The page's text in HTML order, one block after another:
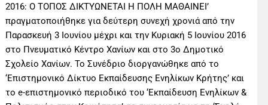
2016: Ο ΤΟΠΟΣ ΔΙΚΤΥΩΝΕΤΑΙ Η ΠΟΛΗ ΜΑΘΑΙΝΕΙ’
πραγματοποιήθηκε για δεύτερη συνεχή χρονιά από την
Παρασκευή 3 Ιουνίου μέχρι και την Κυριακή 5 Ιουνίου 2016
στο Πνευματικό Κέντρο Χανίων και στο 3ο Δημοτικό
Σχολείο Χανίων. Το Συνέδριο διοργανώθηκε από το
‘Επιστημονικό Δίκτυο Εκπαίδευσης Ενηλίκων Κρήτης’ και
το e-επιστημονικό περιοδικό του ‘Εκπαίδευση Ενηλίκων &